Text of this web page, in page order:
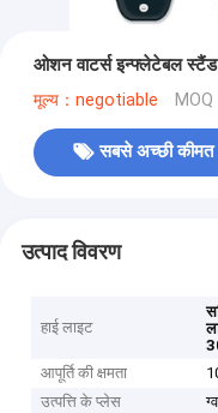
ओशन वाटर्स इन्फ्लेटेबल स्टैंड
मूल्य：negotiable MOQ
सबसे अच्छी कीमत
उत्पाद विवरण
हाई लाइट
आपूर्ति की क्षमता
उत्पत्ति के प्लेस